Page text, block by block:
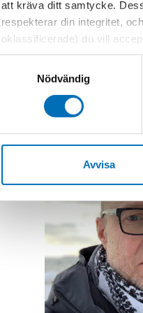
att kräva ditt samtycke.
respekterar din integritet,
oklassificerade) du vill
inställningar för cookies.
vi erbjuder. Om du har
Nödvändig
Avvisa
att minskningen
4-5 procent
minskningar på
högsta